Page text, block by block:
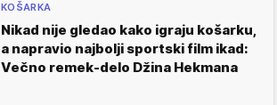
KOŠARKA
Nikad nije gledao kako igraju košarku,
a napravio najbolji sportski film ikad:
Večno remek-delo Džina Hekmana